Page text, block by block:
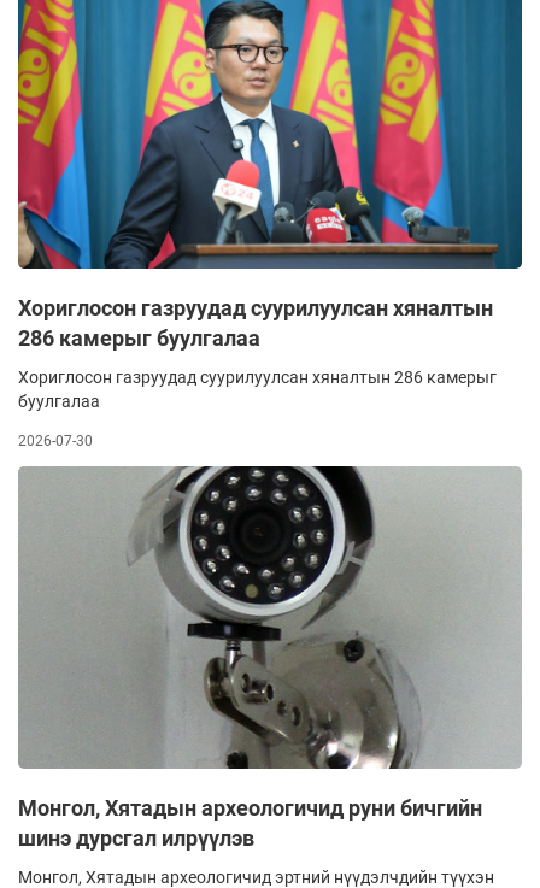
Хориглосон газруудад суурилуулсан хяналтын
286 камерыг буулгалаа
Хориглосон газруудад суурилуулсан хяналтын 286 камерыг
буулгалаа
2026-07-30
Монгол, Хятадын археологичид руни бичгийн
шинэ дурсгал илрүүлэв
Монгол, Хятадын археологичид эртний нүүдэлчдийн түүхэн